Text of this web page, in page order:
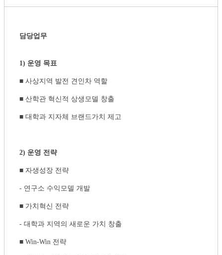
담당업무
1) 운영 목표
■ 사상지역 발전 견인차 역할
■ 산학관 혁신적 상생모델 창출
■ 대학과 지자체 브랜드가치 제고
2) 운영 전략
■ 자생성장 전략
- 연구소 수익모델 개발
■ 가치혁신 전략
- 대학과 지역의 새로운 가치 창출
■ Win-Win 전략